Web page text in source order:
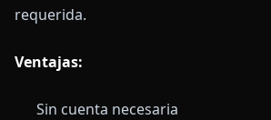
requerida.
Ventajas:
Sin cuenta necesaria